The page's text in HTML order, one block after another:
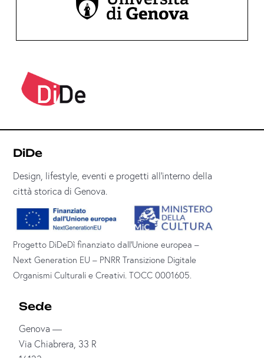
DiDe
Design, lifestyle, eventi e progetti all’interno della
città storica di Genova.
Progetto DiDeDì finanziato dall’Unione europea –
Next Generation EU – PNRR Transizione Digitale
Organismi Culturali e Creativi. TOCC 0001605.
Sede
Genova —
Via Chiabrera, 33 R